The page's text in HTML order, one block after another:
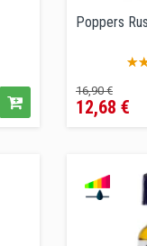
Poppers
Precio
regular
16,90 €
12,68 €